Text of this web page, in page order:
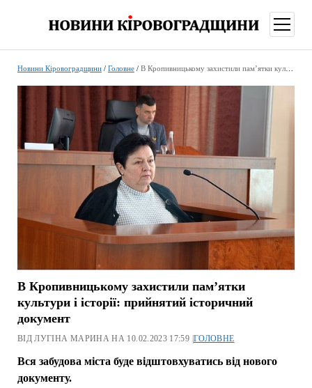
меню
Новини Кіровоградщини/ Головне/ В Кропивницькому захистили пам’ятки культури і історії: прийнятий історичний документ
В Кропивницькому захистили пам’ятки
культури і історії: прийнятий історичний
документ
ВІД ЛУГІНА МАРИНА НА 10.02.2023 17:59 | ГОЛОВНЕ
Вся забудова міста буде відштовхуватись від нового
документу.